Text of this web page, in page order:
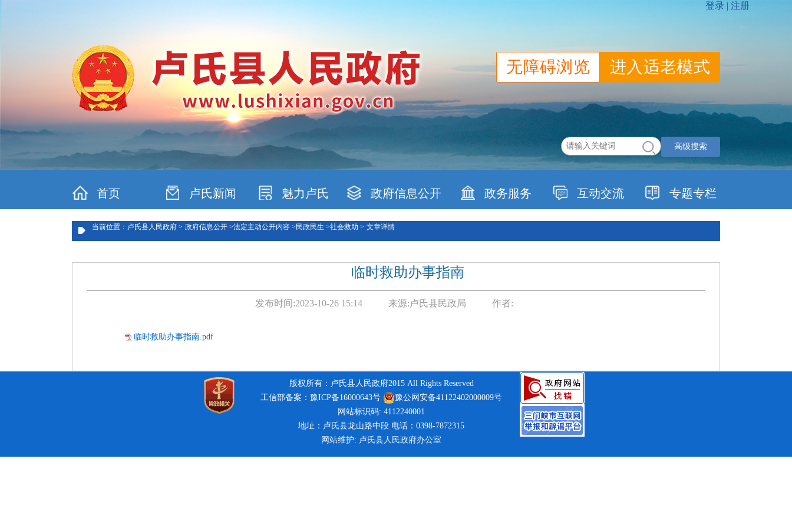
无障碍浏览 进入适老模式
高级搜索
首页 卢氏新闻 魅力卢氏 政府信息公开 政务服务 互动交流 专题专栏
当前位置：卢氏县人民政府 > 政府信息公开 >法定主动公开内容 > 民政民生 >社会救助 > 文章详情
临时救助办事指南
发布时间:2023-10-26 15:14 来源:卢氏县民政局 作者:
临时救助办事指南.pdf
版权所有：卢氏县人民政府2015 All Rights Reserved
工信部备案：豫ICP备16000643号
豫公网安备41122402000009号
网站标识码: 4112240001
地址：卢氏县龙山路中段 电话：0398-7872315
网站维护: 卢氏县人民政府办公室